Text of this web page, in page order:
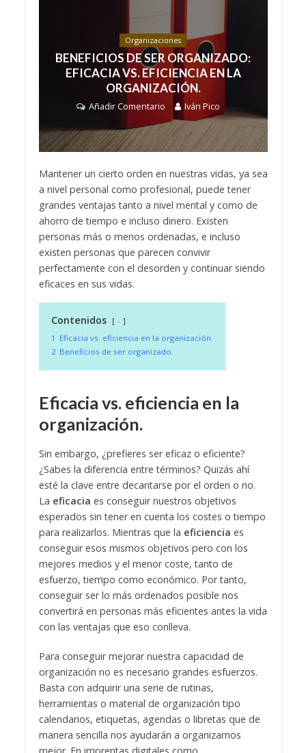
Organizaciones
BENEFICIOS DE SER ORGANIZADO:
EFICACIA VS. EFICIENCIA EN LA
ORGANIZACIÓN.
Añadir Comentario Iván Pico
Mantener un cierto orden en nuestras vidas, ya sea
a nivel personal como profesional, puede tener
grandes ventajas tanto a nivel mental y como de
ahorro de tiempo e incluso dinero. Existen
personas más o menos ordenadas, e incluso
existen personas que parecen convivir
perfectamente con el desorden y continuar siendo
eficaces en sus vidas.
Contenidos
-
1 Eficacia vs. eficiencia en la organización.
2 Beneficios de ser organizado.
Eficacia vs. eficiencia en la
organización.
Sin embargo, ¿prefieres ser eficaz o eficiente?
¿Sabes la diferencia entre términos? Quizás ahí
esté la clave entre decantarse por el orden o no.
La eficacia es conseguir nuestros objetivos
esperados sin tener en cuenta los costes o tiempo
para realizarlos. Mientras que la eficiencia es
conseguir esos mismos objetivos pero con los
mejores medios y el menor coste, tanto de
esfuerzo, tiempo como económico. Por tanto,
conseguir ser lo más ordenados posible nos
convertirá en personas más eficientes antes la vida
con las ventajas que eso conlleva.
Para conseguir mejorar nuestra capacidad de
organización no es necesario grandes esfuerzos.
Basta con adquirir una serie de rutinas,
herramientas o material de organización tipo
calendarios, etiquetas, agendas o libretas que de
manera sencilla nos ayudarán a organizarnos